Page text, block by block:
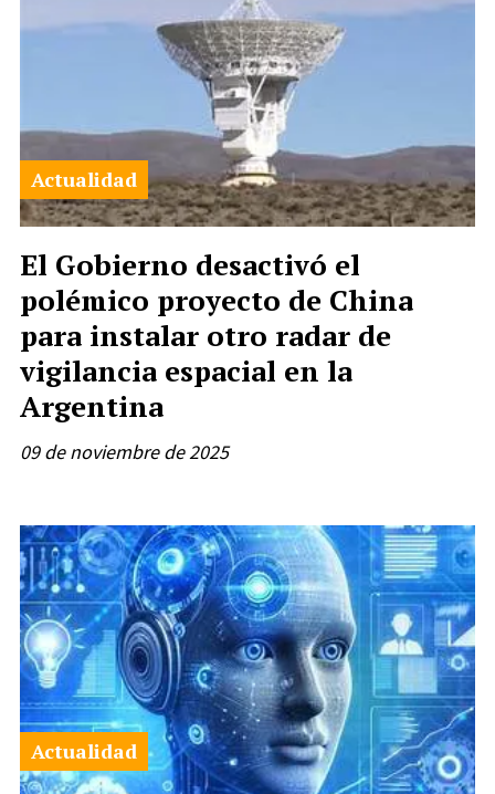
El Gobierno desactivó el
polémico proyecto de China
para instalar otro radar de
vigilancia espacial en la
Argentina
Actualidad
09 de noviembre de 2025
Actualidad